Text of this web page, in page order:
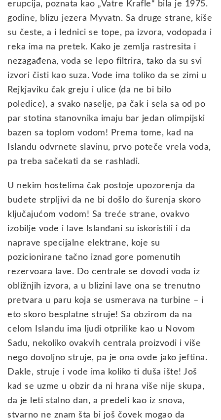
erupcija, poznata kao „Vatre Krafle“ bila je 1975.
godine, blizu jezera Myvatn. Sa druge strane, kiše
su česte, a i lednici se tope, pa izvora, vodopada i
reka ima na pretek. Kako je zemlja rastresita i
nezagađena, voda se lepo filtrira, tako da su svi
izvori čisti kao suza. Vode ima toliko da se zimi u
Rejkjaviku čak greju i ulice (da ne bi bilo
poledice), a svako naselje, pa čak i sela sa od po
par stotina stanovnika imaju bar jedan olimpijski
bazen sa toplom vodom! Prema tome, kad na
Islandu odvrnete slavinu, prvo poteče vrela voda,
pa treba sačekati da se rashladi.
U nekim hostelima čak postoje upozorenja da
budete strpljivi da ne bi došlo do šurenja skoro
ključajućom vodom! Sa treće strane, ovakvo
izobilje vode i lave Islanđani su iskoristili i da
naprave specijalne elektrane, koje su
pozicionirane tačno iznad gore pomenutih
rezervoara lave. Do centrale se dovodi voda iz
obližnjih izvora, a u blizini lave ona se trenutno
pretvara u paru koja se usmerava na turbine – i
eto skoro besplatne struje! Sa obzirom da na
celom Islandu ima ljudi otprilike kao u Novom
Sadu, nekoliko ovakvih centrala proizvodi i više
nego dovoljno struje, pa je ona ovde jako jeftina.
Dakle, struje i vode ima koliko ti duša ište! Još
kad se uzme u obzir da ni hrana više nije skupa,
da je leti stalno dan, a predeli kao iz snova,
stvarno ne znam šta bi još čovek mogao da